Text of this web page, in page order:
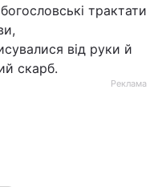
трактати
від руки й
скарб.
Реклама